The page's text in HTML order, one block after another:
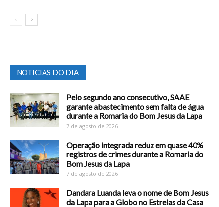
NOTICIAS DO DIA
Pelo segundo ano consecutivo, SAAE
garante abastecimento sem falta de água
durante a Romaria do Bom Jesus da Lapa
7 de agosto de 2026
Operação integrada reduz em quase 40%
registros de crimes durante a Romaria do
Bom Jesus da Lapa
7 de agosto de 2026
Dandara Luanda leva o nome de Bom Jesus
da Lapa para a Globo no Estrelas da Casa